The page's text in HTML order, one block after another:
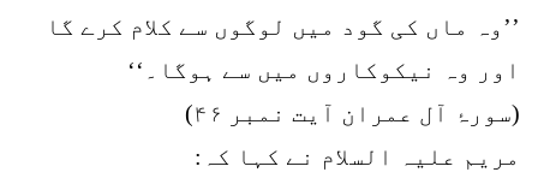
’’وہ ماں کی گود میں لوگوں سے کلام کرے گا
اور وہ نیکوکاروں میں سے ہوگا۔‘‘
(سورۂ آل عمران آیت نمبر ۴۶)
مریم علیہ السلام نے کہا کہ: